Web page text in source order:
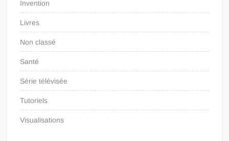
Invention
Livres
Non classé
Santé
Série télévisée
Tutoriels
Visualisations